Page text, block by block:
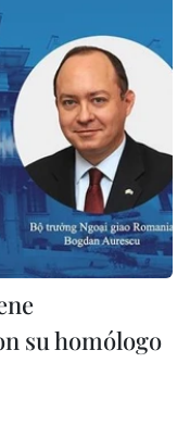
su homólogo